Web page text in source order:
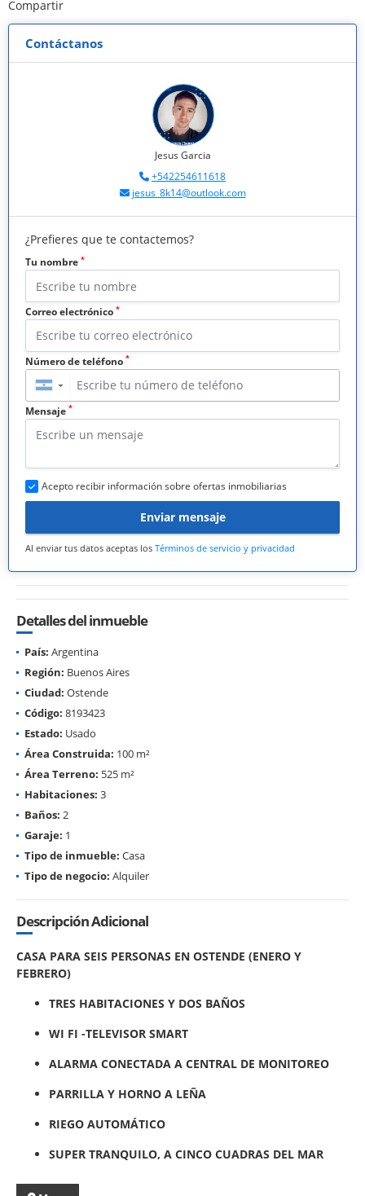
Compartir
Contáctanos
Jesus Garcia
+542254611618
jesus_8k14@outlook.com
¿Prefieres que te contactemos?
Tu nombre *
Correo electrónico *
Número de teléfono *
▼
Mensaje *
Acepto recibir información sobre ofertas inmobiliarias
Enviar mensaje
Al enviar tus datos aceptas los Términos de servicio y privacidad
Detalles del inmueble
País: Argentina
Región: Buenos Aires
Ciudad: Ostende
Código: 8193423
Estado: Usado
Área Construida: 100 m²
Área Terreno: 525 m²
Habitaciones: 3
Baños: 2
Garaje: 1
Tipo de inmueble: Casa
Tipo de negocio: Alquiler
Descripción Adicional
CASA PARA SEIS PERSONAS EN OSTENDE (ENERO Y
FEBRERO)
TRES HABITACIONES Y DOS BAÑOS
WI FI -TELEVISOR SMART
ALARMA CONECTADA A CENTRAL DE MONITOREO
PARRILLA Y HORNO A LEÑA
RIEGO AUTOMÁTICO
SUPER TRANQUILO, A CINCO CUADRAS DEL MAR